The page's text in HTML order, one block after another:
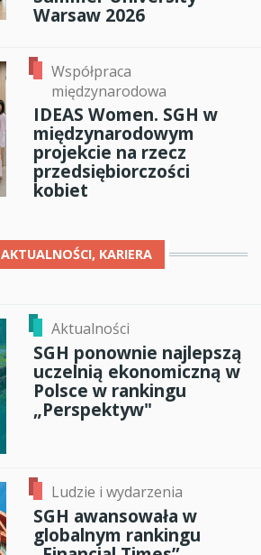
Warsaw 2026
Współpraca
międzynarodowa
IDEAS Women. SGH w
międzynarodowym
projekcie na rzecz
przedsiębiorczości
kobiet
AKTUALNOŚCI, KARIERA
Aktualności
SGH ponownie najlepszą
uczelnią ekonomiczną w
Polsce w rankingu
„Perspektyw"
Ludzie i wydarzenia
SGH awansowała w
globalnym rankingu